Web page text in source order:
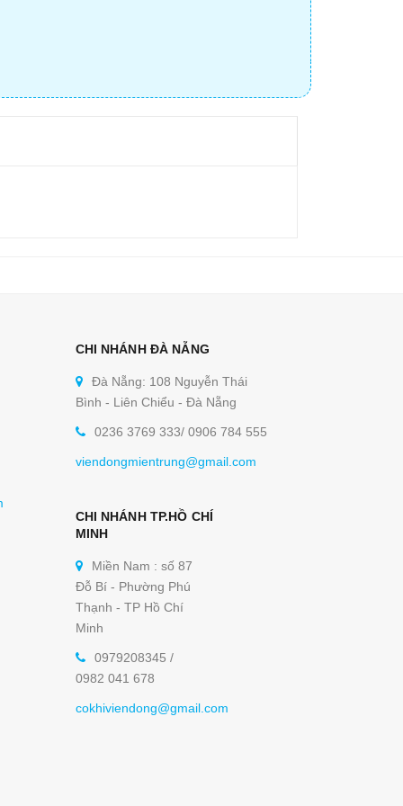
CHI NHÁNH ĐÀ NẴNG
Đà Nẵng: 108 Nguyễn Thái
Bình - Liên Chiểu - Đà Nẵng
0236 3769 333/ 0906 784 555
viendongmientrung@gmail.com
CHI NHÁNH TP.HỒ CHÍ
MINH
Miền Nam : số 87
Đỗ Bí - Phường Phú
Thạnh - TP Hồ Chí
Minh
0979208345 /
0982 041 678
cokhiviendong@gmail.com